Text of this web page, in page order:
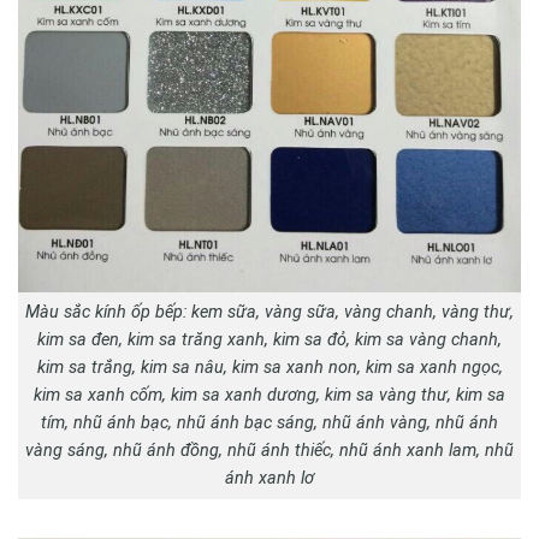
Màu sắc kính ốp bếp: kem sữa, vàng sữa, vàng chanh, vàng thư,
kim sa đen, kim sa trăng xanh, kim sa đỏ, kim sa vàng chanh,
kim sa trắng, kim sa nâu, kim sa xanh non, kim sa xanh ngọc,
kim sa xanh cốm, kim sa xanh dương, kim sa vàng thư, kim sa
tím, nhũ ánh bạc, nhũ ánh bạc sáng, nhũ ánh vàng, nhũ ánh
vàng sáng, nhũ ánh đồng, nhũ ánh thiếc, nhũ ánh xanh lam, nhũ
ánh xanh lơ